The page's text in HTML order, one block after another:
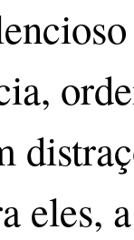
eles,